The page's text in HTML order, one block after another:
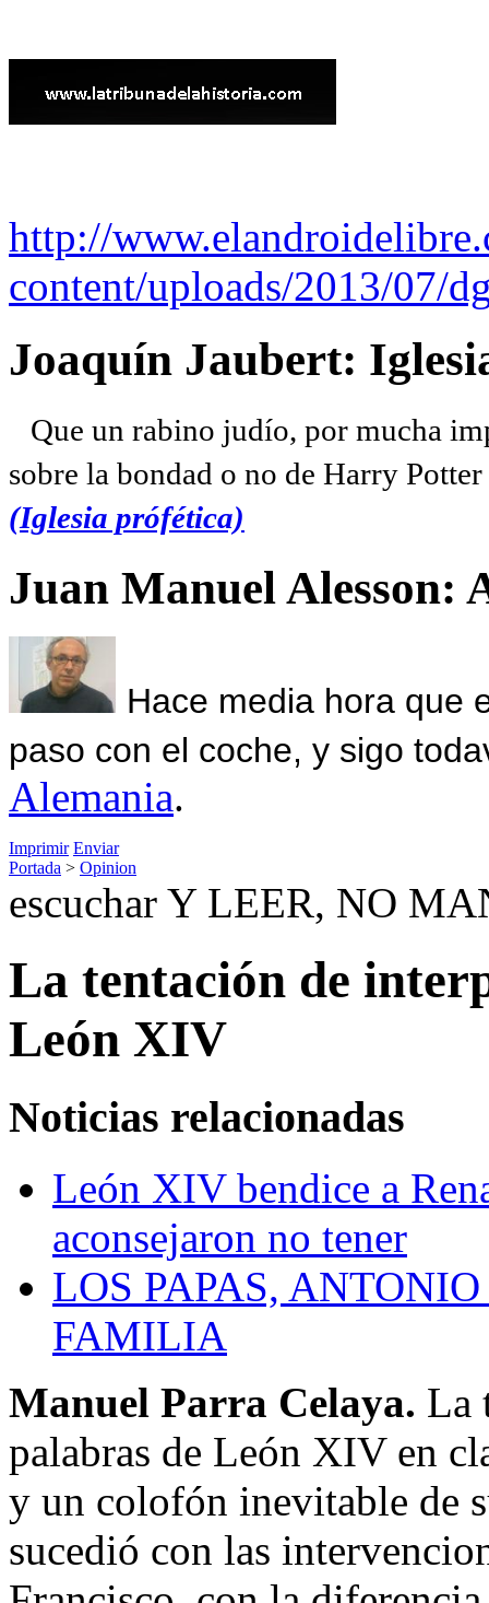
http://
content/uploads/2013/07/
Joaquín Jaubert:
Que un rabino judío, por mucha
sobre la bondad o no de Harry
(Iglesia prófética)
Juan Manuel Alesson:
Hace media hora que
paso con el coche, y sigo
Alemania.
Imprimir Enviar
Portada > Opinion
escuchar Y LEER, NO
La tentación de
León XIV
Noticias relacionadas
León XIV bendice a
aconsejaron no tener
LOS PAPAS,
FAMILIA
Manuel Parra Celaya. La
palabras de León XIV en
y un colofón inevitable de
sucedió con las